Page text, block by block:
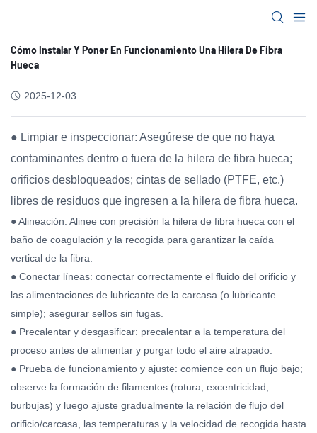
Cómo Instalar Y Poner En Funcionamiento Una Hilera De Fibra
Hueca
2025-12-03
● Limpiar e inspeccionar: Asegúrese de que no haya
contaminantes dentro o fuera de la hilera de fibra hueca;
orificios desbloqueados; cintas de sellado (PTFE, etc.)
libres de residuos que ingresen a la hilera de fibra hueca.
● Alineación: Alinee con precisión la hilera de fibra hueca con el
baño de coagulación y la recogida para garantizar la caída
vertical de la fibra.
● Conectar líneas: conectar correctamente el fluido del orificio y
las alimentaciones de lubricante de la carcasa (o lubricante
simple); asegurar sellos sin fugas.
● Precalentar y desgasificar: precalentar a la temperatura del
proceso antes de alimentar y purgar todo el aire atrapado.
● Prueba de funcionamiento y ajuste: comience con un flujo bajo;
observe la formación de filamentos (rotura, excentricidad,
burbujas) y luego ajuste gradualmente la relación de flujo del
orificio/carcasa, las temperaturas y la velocidad de recogida hasta